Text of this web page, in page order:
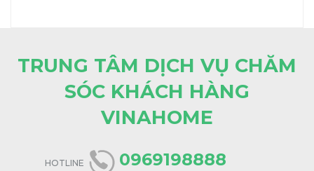
TRUNG TÂM DỊCH VỤ CHĂM
SÓC KHÁCH HÀNG
VINAHOME
HOTLINE 0969198888